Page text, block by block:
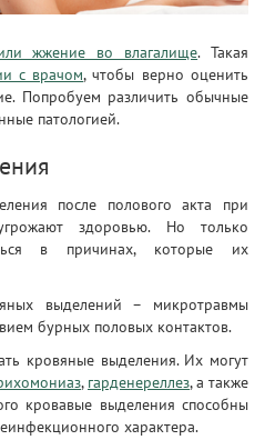
жжение во влагалище. Такая
с врачом, чтобы верно оценить
Попробуем различить обычные
патологией.
после полового акта при
здоровью. Но только
в причинах, которые их
выделений – микротравмы
бурных половых контактов.
кровяные выделения. Их могут
, гарденереллез, а также
кровавые выделения способны
характера.